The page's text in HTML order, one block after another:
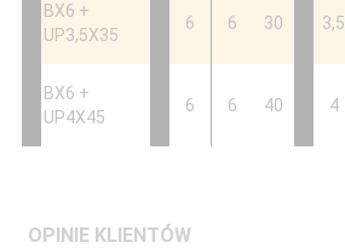
BX6 +
UP3,5X35
6 6 30 3,5
BX6 +
UP4X45
6 6 40 4
OPINIE KLIENTÓW